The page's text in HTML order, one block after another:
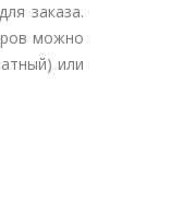
заказа.
можно
или